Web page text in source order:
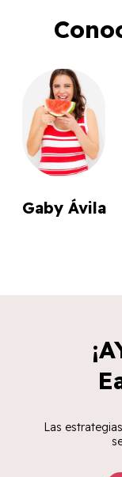
Gaby Ávila
Las